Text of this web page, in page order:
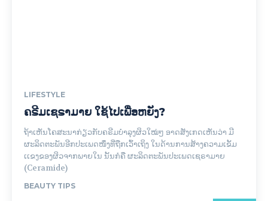
LIFESTYLE
ຄຣີມເຊຣາມາຍ ໃຊ້ໄປເພື່ອຫຍັງ?
ຖ້າເຫັນໂຄສະນາກ່ຽວກັບຄຣີມບຳລຸງຜິວໃໝ່ໆ ອາດສັງເກດເຫັນວ່າ ມີ
ຜະລິດຕະພັນອີກປະເພດໜຶ່ງທີ່ຖືກເວົ້າເຖິງ ໃນດ້ານການສ້າງຄວາມເຂັ້ມ
ເເຂງຂອງຜິວຈາກພາຍໃນ ນັ້ນກໍຄື ຜະລິດຕະພັນປະເພດເຊຣາມາຍ
(Ceramide)
BEAUTY TIPS